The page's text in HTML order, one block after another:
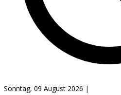
Sonntag, 09 August 2026 |